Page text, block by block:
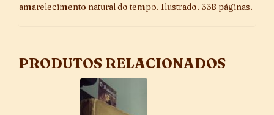
amarelecimento natural do tempo. Ilustrado. 338 páginas.
PRODUTOS RELACIONADOS